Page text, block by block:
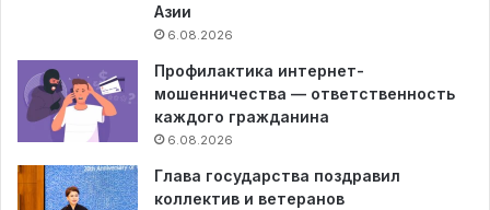
Азии
6.08.2026
Профилактика интернет-
мошенничества — ответственность
каждого гражданина
6.08.2026
Глава государства поздравил
коллектив и ветеранов